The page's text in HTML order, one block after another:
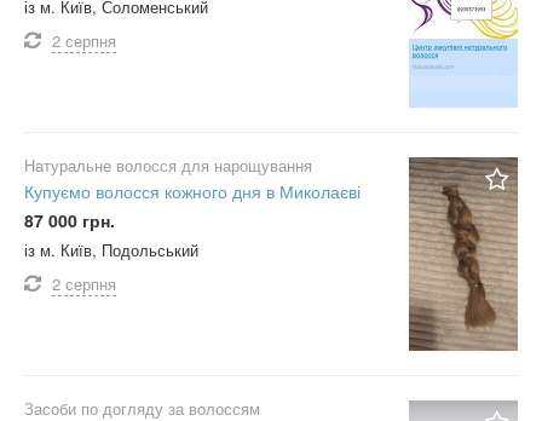
із м. Київ, Соломенський
2 серпня
Натуральне волосся для нарощування
Купуємо волосся кожного дня в Миколаєві
87 000 грн.
із м. Київ, Подольський
2 серпня
Засоби по догляду за волоссям